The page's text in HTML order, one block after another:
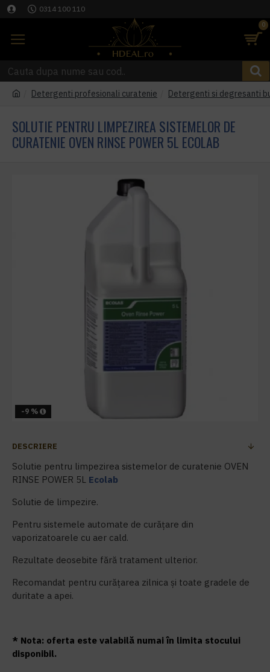
0314 100 110
0
Detergenti profesionali curatenie Detergenti si degresanti
SOLUTIE PENTRU LIMPEZIREA SISTEMELOR DE
CURATENIE OVEN RINSE POWER 5L ECOLAB
-9 %
DESCRIERE
Solutie pentru limpezirea sistemelor de curatenie OVEN
RINSE POWER 5L Ecolab
Solutie de limpezire.
Pentru sistemele automate de curățare din
vaporizatoarele cu aer cald.
Rezultate deosebite fără tratament ulterior.
Recomandat pentru curățarea zilnica și toate gradele de
duritate a apei.
* Nota: oferta este valabilă numai în limita stocului
disponibil.